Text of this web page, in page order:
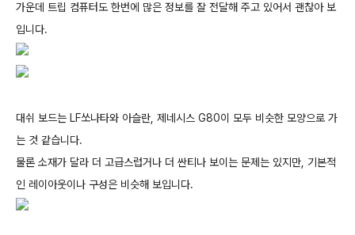
가운데 트립 컴퓨터도 한번에 많은 정보를 잘 전달해 주고 있어서 괜찮아 보
입니다.
대쉬 보드는 LF쏘나타와 아슬란, 제네시스 G80이 모두 비슷한 모양으로 가
는 것 같습니다.
물론 소재가 달라 더 고급스럽거나 더 싼티나 보이는 문제는 있지만, 기본적
인 레이아웃이나 구성은 비슷해 보입니다.